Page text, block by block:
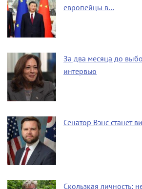
европейцы в…
За два месяца до
интервью
Сенатор Вэнс станет
Скользкая личность: